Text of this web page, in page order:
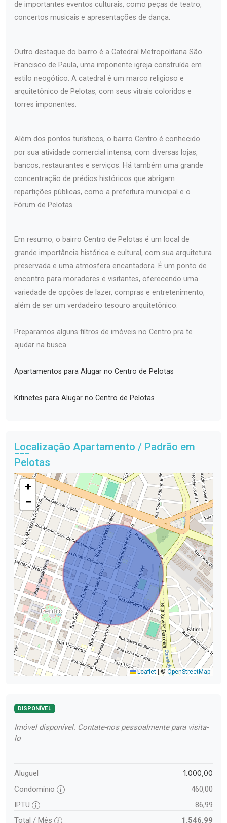
de importantes eventos culturais, como peças de teatro,
concertos musicais e apresentações de dança.
Outro destaque do bairro é a Catedral Metropolitana São
Francisco de Paula, uma imponente igreja construída em
estilo neogótico. A catedral é um marco religioso e
arquitetônico de Pelotas, com seus vitrais coloridos e
torres imponentes.
Além dos pontos turísticos, o bairro Centro é conhecido
por sua atividade comercial intensa, com diversas lojas,
bancos, restaurantes e serviços. Há também uma grande
concentração de prédios históricos que abrigam
repartições públicas, como a prefeitura municipal e o
Fórum de Pelotas.
Em resumo, o bairro Centro de Pelotas é um local de
grande importância histórica e cultural, com sua arquitetura
preservada e uma atmosfera encantadora. É um ponto de
encontro para moradores e visitantes, oferecendo uma
variedade de opções de lazer, compras e entretenimento,
além de ser um verdadeiro tesouro arquitetônico.
Preparamos alguns filtros de imóveis no Centro pra te
ajudar na busca.
Apartamentos para Alugar no Centro de Pelotas
Kitinetes para Alugar no Centro de Pelotas
Localização Apartamento / Padrão em
Pelotas
+
−
Leaflet © OpenStreetMap
DISPONÍVEL
Imóvel disponível. Contate-nos pessoalmente para visita-
lo
Aluguel 1.000,00
Condomínio
460,00
IPTU
86,99
Total / Mês
1.546,99